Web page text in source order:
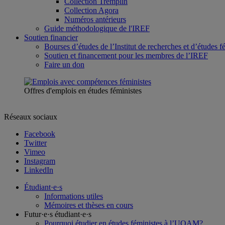
Collection Agora
Numéros antérieurs
Guide méthodologique de l'IREF
Soutien financier
Bourses d’études de l’Institut de recherches et d’études
Soutien et financement pour les membres de l’IREF
Faire un don
Offres d'emplois en études féministes
Réseaux sociaux
Facebook
Twitter
Vimeo
Instagram
LinkedIn
Étudiant·e·s
Informations utiles
Mémoires et thèses en cours
Futur·e·s étudiant·e·s
Pourquoi étudier en études féministes à l’UQAM?